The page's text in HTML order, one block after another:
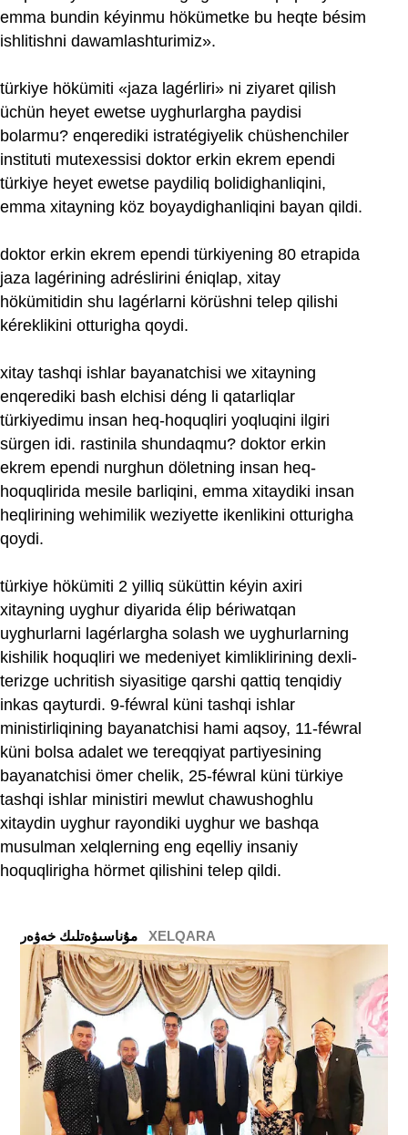
emma bundin kéyinmu hökümetke bu heqte bésim
ishlitishni dawamlashturimiz».
türkiye hökümiti «jaza lagérliri» ni ziyaret qilish
üchün heyet ewetse uyghurlargha paydisi
bolarmu? enqerediki istratégiyelik chüshenchiler
instituti mutexessisi doktor erkin ekrem ependi
türkiye heyet ewetse paydiliq bolidighanliqini,
emma xitayning köz boyaydighanliqini bayan qildi.
doktor erkin ekrem ependi türkiyening 80 etrapida
jaza lagérining adréslirini éniqlap, xitay
hökümitidin shu lagérlarni körüshni telep qilishi
kéreklikini otturigha qoydi.
xitay tashqi ishlar bayanatchisi we xitayning
enqerediki bash elchisi déng li qatarliqlar
türkiyedimu insan heq-hoquqliri yoqluqini ilgiri
sürgen idi. rastinila shundaqmu? doktor erkin
ekrem ependi nurghun döletning insan heq-
hoquqlirida mesile barliqini, emma xitaydiki insan
heqlirining wehimilik weziyette ikenlikini otturigha
qoydi.
türkiye hökümiti 2 yilliq süküttin kéyin axiri
xitayning uyghur diyarida élip bériwatqan
uyghurlarni lagérlargha solash we uyghurlarning
kishilik hoquqliri we medeniyet kimliklirining dexli-
terizge uchritish siyasitige qarshi qattiq tenqidiy
inkas qayturdi. 9-féwral küni tashqi ishlar
ministirliqining bayanatchisi hami aqsoy, 11-féwral
küni bolsa adalet we tereqqiyat partiyesining
bayanatchisi ömer chelik, 25-féwral küni türkiye
tashqi ishlar ministiri mewlut chawushoghlu
xitaydin uyghur rayondiki uyghur we bashqa
musulman xelqlerning eng eqelliy insaniy
hoquqlirigha hörmet qilishini telep qildi.
XELQARA